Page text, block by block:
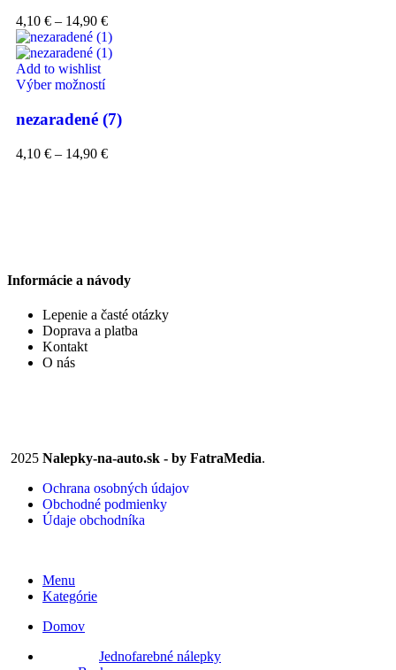
4,10 € – 14,90 €
Add to wishlist
Výber možností
nezaradené (7)
4,10 € – 14,90 €
Informácie a návody
Lepenie a časté otázky
Doprava a platba
Kontakt
O nás
2025 Nalepky-na-auto.sk - by FatraMedia.
Ochrana osobných údajov
Obchodné podmienky
Údaje obchodníka
Menu
Kategórie
Domov
Jednofarebné nálepky